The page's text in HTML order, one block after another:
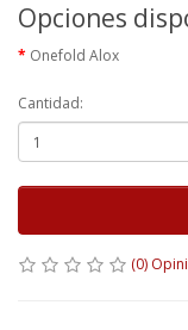
Opciones
Onefold Alox
Cantidad:
(0)